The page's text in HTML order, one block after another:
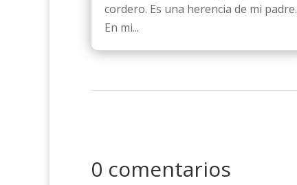
cordero. Es una herencia de mi padre.
En mi...
0 comentarios